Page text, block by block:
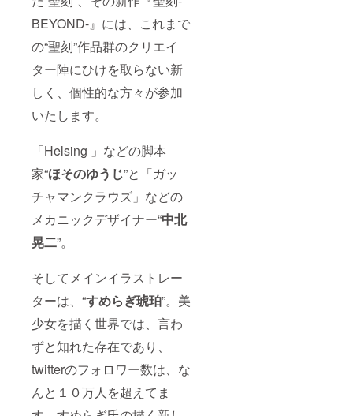
BEYOND-』には、これまで
の“聖刻”作品群のクリエイ
ター陣にひけを取らない新
しく、個性的な方々が参加
いたします。
「Helsing 」などの脚本
家“ほそのゆうじ”と「ガッ
チャマンクラウズ」などの
メカニックデザイナー“中北
晃二”。
そしてメインイラストレー
ターは、“すめらぎ琥珀”。美
少女を描く世界では、言わ
ずと知れた存在であり、
twitterのフォロワー数は、な
んと１０万人を超えてま